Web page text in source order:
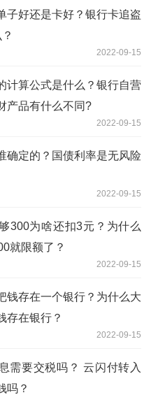
子好还是卡好？银行卡追盗
2022-09-15
计算公式是什么？银行自营
产品有什么不同?
2022-09-15
确定的？国债利率是无风险
2022-09-15
300为啥还扣3元？为什么
就限额了？
2022-09-15
钱存在一个银行？为什么大
存在银行？
2022-09-15
需要交税吗？ 云闪付转入
吗？